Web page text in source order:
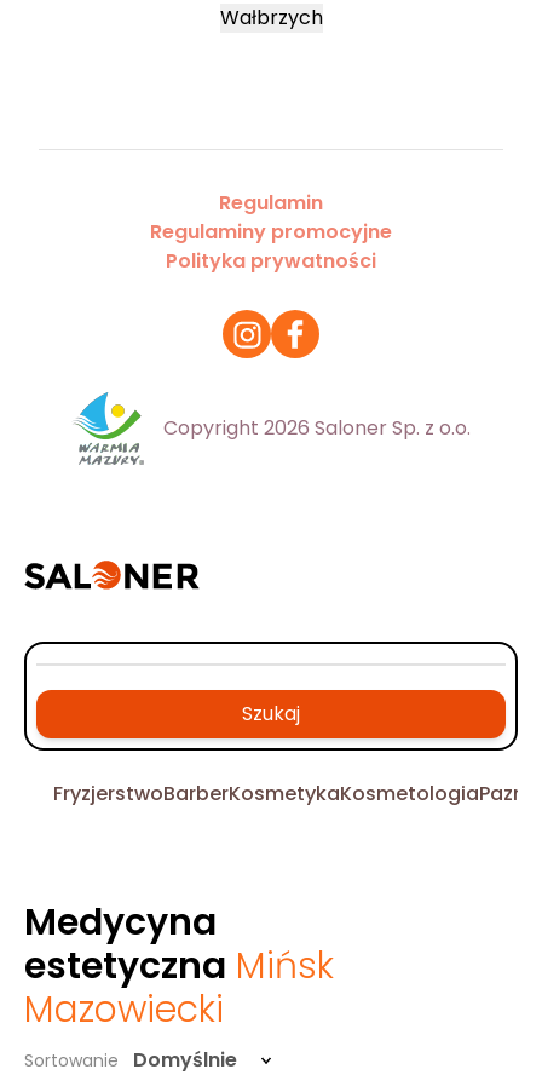
Wałbrzych
Regulamin
Regulaminy promocyjne
Polityka prywatności
Copyright 2026 Saloner Sp. z o.o.
Szukaj
FryzjerstwoBarberKosmetykaKosmetologia
Medycyna
estetyczna Mińsk
Mazowiecki
Sortowanie Domyślnie